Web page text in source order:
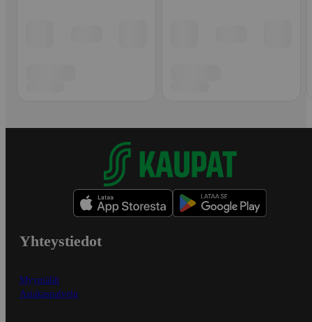
Yhteystiedot
Myymälät
Asiakaspalvelu